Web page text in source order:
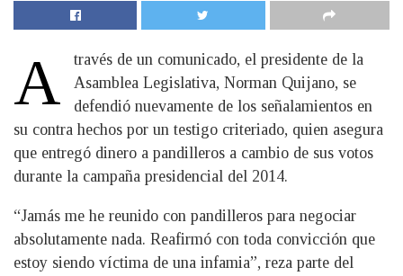
A
través de un comunicado, el presidente de la
Asamblea Legislativa, Norman Quijano, se
defendió nuevamente de los señalamientos en
su contra hechos por un testigo criteriado, quien asegura
que entregó dinero a pandilleros a cambio de sus votos
durante la campaña presidencial del 2014.
“Jamás me he reunido con pandilleros para negociar
absolutamente nada. Reafirmó con toda convicción que
estoy siendo víctima de una infamia”, reza parte del